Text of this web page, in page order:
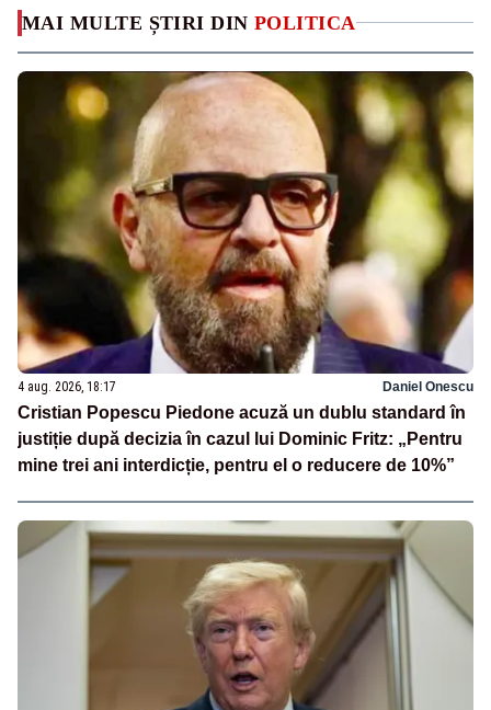
MAI MULTE ȘTIRI DIN POLITICA
4 aug. 2026, 18:17 Daniel Onescu
Cristian Popescu Piedone acuză un dublu standard în
justiție după decizia în cazul lui Dominic Fritz: „Pentru
mine trei ani interdicție, pentru el o reducere de 10%”